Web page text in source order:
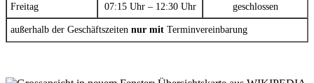
Freitag 07:15 Uhr – 12:30 Uhr geschlossen
außerhalb der Geschäftszeiten nur mit Terminvereinbarung